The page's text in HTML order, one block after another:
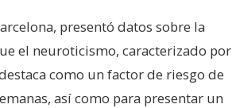
presentó datos sobre la
el neuroticismo, caracterizado por
como un factor de riesgo de
así como para presentar un